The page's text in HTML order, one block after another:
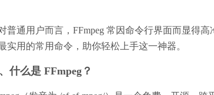
普通用户而言，FFmpeg 常因命令行界面而显得
实用的常用命令，助你轻松上手这一神器。
什么是 FFmpeg？